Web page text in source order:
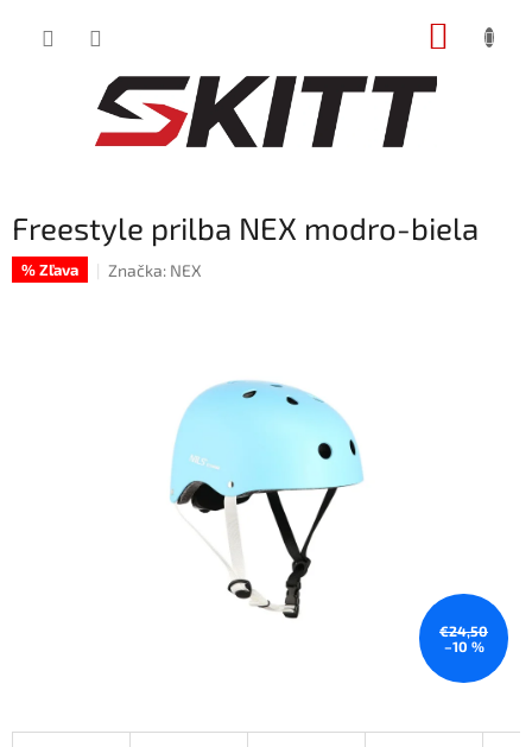
Freestyle prilba NEX modro-biela
% Zľava Značka: NEX
€24,50
–10 %